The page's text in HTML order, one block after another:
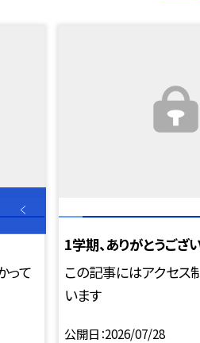
って
1学期、ありがとうござ
この記事にはアクセス
います
公開日 2026/07/28